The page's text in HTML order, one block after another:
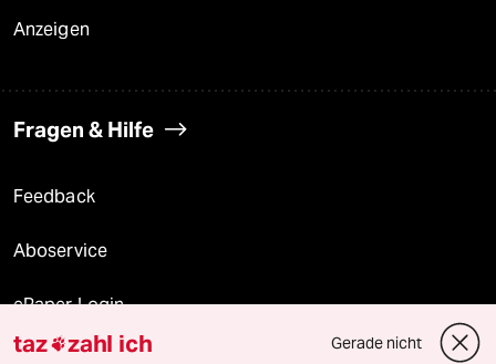
Anzeigen
Fragen & Hilfe
Feedback
Aboservice
ePaper Login
Downloads für Abonnierende
taz zahl ich Gerade nicht